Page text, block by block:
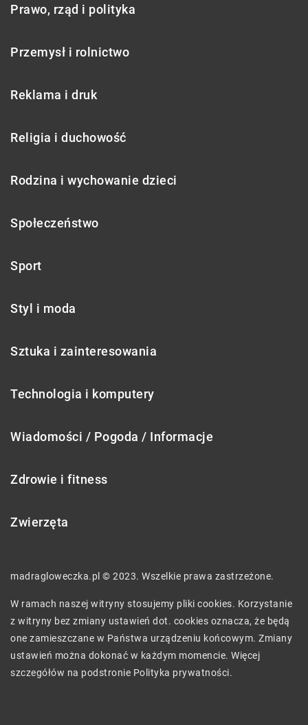
Prawo, rząd i polityka
Przemysł i rolnictwo
Reklama i druk
Religia i duchowość
Rodzina i wychowanie dzieci
Społeczeństwo
Sport
Styl i moda
Sztuka i zainteresowania
Technologia i komputery
Wiadomości / Pogoda / Informacje
Zdrowie i fitness
Zwierzęta
madragloweczka.pl © 2023. Wszelkie prawa zastrzeżone.
W ramach naszej witryny stosujemy pliki cookies. Korzystanie
z witryny bez zmiany ustawień dot. cookies oznacza, że będą
one zamieszczane w Państwa urządzeniu końcowym. Zmiany
ustawień można dokonać w każdym momencie. Więcej
szczegółów na podstronie Polityka prywatności.